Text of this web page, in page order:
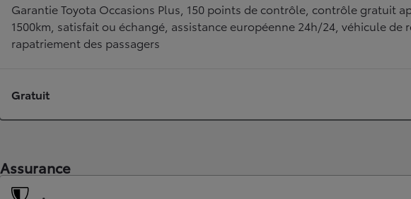
Garantie Toyota Occasions Plus, 150 points de contrôle, contrôle gratuit
1500km, satisfait ou échangé, assistance européenne 24h/24, véhicule de
rapatriement des passagers
Gratuit
Assurance